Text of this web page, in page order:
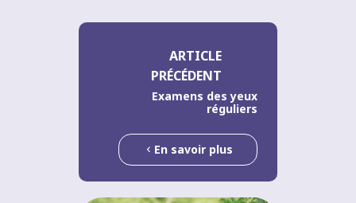
ARTICLE
PRÉCÉDENT
Examens des yeux
réguliers
En savoir plus